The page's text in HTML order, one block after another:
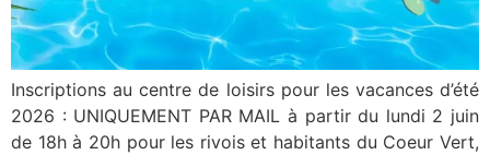
Inscriptions au centre de loisirs pour les vacances d’été
2026 : UNIQUEMENT PAR MAIL à partir du lundi 2 juin
de 18h à 20h pour les rivois et habitants du Coeur Vert,